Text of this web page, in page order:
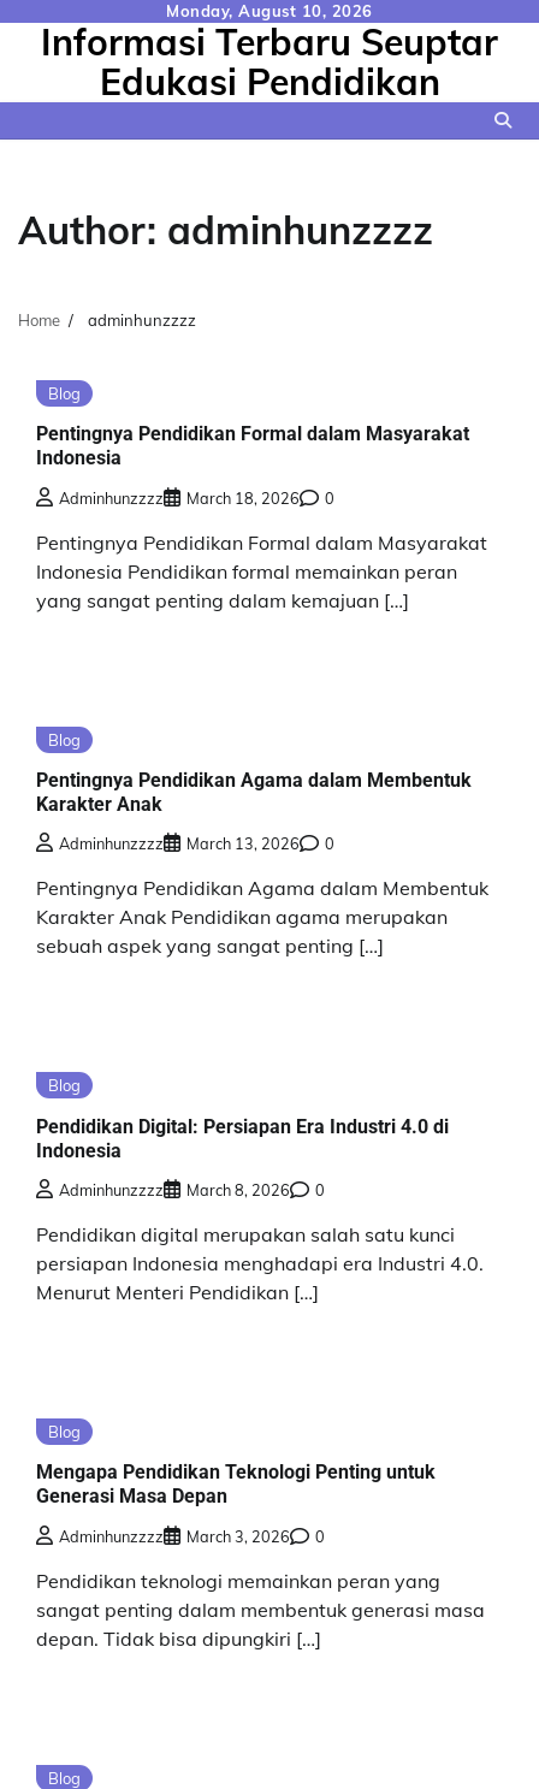
Monday, August 10, 2026
Informasi Terbaru Seuptar
Edukasi Pendidikan
Author: adminhunzzzz
Home adminhunzzzz
Blog
Pentingnya Pendidikan Formal dalam Masyarakat
Indonesia
Adminhunzzzz March 18, 2026 0
Pentingnya Pendidikan Formal dalam Masyarakat
Indonesia Pendidikan formal memainkan peran
yang sangat penting dalam kemajuan […]
Blog
Pentingnya Pendidikan Agama dalam Membentuk
Karakter Anak
Adminhunzzzz March 13, 2026 0
Pentingnya Pendidikan Agama dalam Membentuk
Karakter Anak Pendidikan agama merupakan
sebuah aspek yang sangat penting […]
Blog
Pendidikan Digital: Persiapan Era Industri 4.0 di
Indonesia
Adminhunzzzz March 8, 2026 0
Pendidikan digital merupakan salah satu kunci
persiapan Indonesia menghadapi era Industri 4.0.
Menurut Menteri Pendidikan […]
Blog
Mengapa Pendidikan Teknologi Penting untuk
Generasi Masa Depan
Adminhunzzzz March 3, 2026 0
Pendidikan teknologi memainkan peran yang
sangat penting dalam membentuk generasi masa
depan. Tidak bisa dipungkiri […]
Blog